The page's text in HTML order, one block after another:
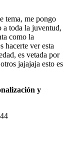
tema, me pongo
toda la juventud,
como la
hacerte ver esta
es vetada por
jajajaja esto es
y